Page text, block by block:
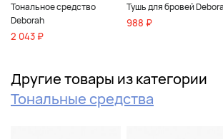
Тональное средство
Deborah
2 043 ₽
Тушь для бровей
988 ₽
Другие товары из категории
Тональные средства